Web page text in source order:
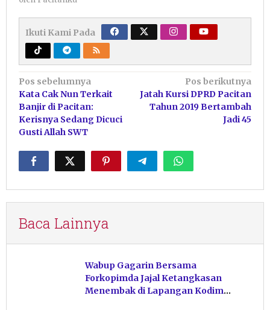
Ikuti Kami Pada
Navigasi
pos
Pos sebelumnya
Kata Cak Nun Terkait
Banjir di Pacitan:
Kerisnya Sedang Dicuci
Gusti Allah SWT
Pos berikutnya
Jatah Kursi DPRD Pacitan
Tahun 2019 Bertambah
Jadi 45
Baca Lainnya
Wabup Gagarin Bersama
Forkopimda Jajal Ketangkasan
Menembak di Lapangan Kodim